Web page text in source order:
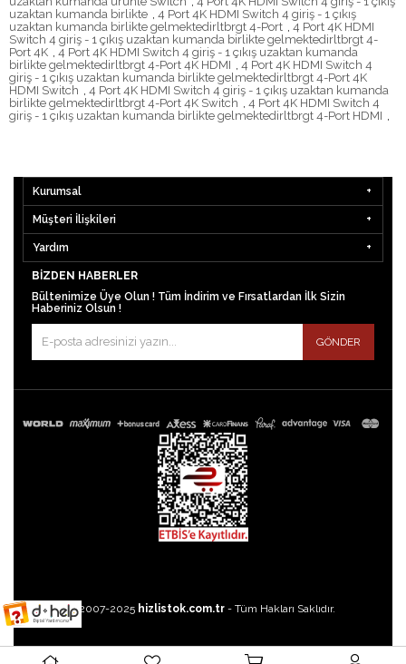
uzaktan kumanda birlikte
4 Port 4K HDMI Switch 4 giriş - 1 çıkış
uzaktan kumanda birlikte gelmektedirltbrgt 4-Port
4 Port 4K HDMI
Switch 4 giriş - 1 çıkış uzaktan kumanda birlikte gelmektedirltbrgt 4-
Port 4K
4 Port 4K HDMI Switch 4 giriş - 1 çıkış uzaktan kumanda
birlikte gelmektedirltbrgt 4-Port 4K HDMI
4 Port 4K HDMI Switch 4
giriş - 1 çıkış uzaktan kumanda birlikte gelmektedirltbrgt 4-Port 4K
HDMI Switch
4 Port 4K HDMI Switch 4 giriş - 1 çıkış uzaktan kumanda
birlikte gelmektedirltbrgt 4-Port 4K Switch
4 Port 4K HDMI Switch 4
giriş - 1 çıkış uzaktan kumanda birlikte gelmektedirltbrgt 4-Port HDMI
Kurumsal
Müşteri İlişkileri
Yardım
BIZDEN HABERLER
Bültenimize Üye Olun ! Tüm İndirim ve Fırsatlardan İlk Sizin
Haberiniz Olsun !
GÖNDER
©2007-2025 hizlistok.com.tr - Tüm Hakları Saklıdır.